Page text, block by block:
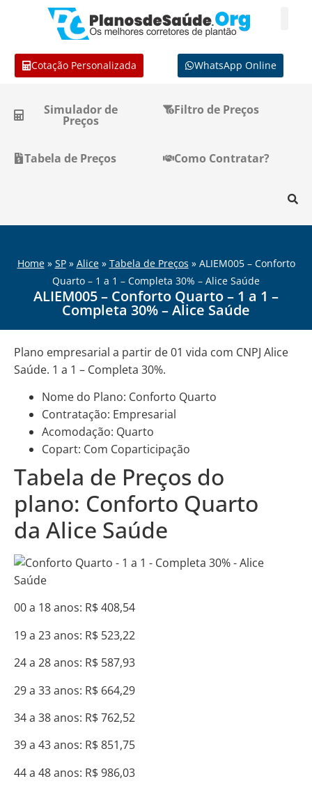
Cotação Personalizada WhatsApp Online
Simulador de
Preços
Filtro de Preços
Tabela de Preços Como Contratar?
Home» SP» Alice» Tabela de Preços » ALIEM005 – Conforto
Quarto – 1 a 1 – Completa 30% – Alice Saúde
ALIEM005 – Conforto Quarto – 1 a 1 –
Completa 30% – Alice Saúde
Plano empresarial a partir de 01 vida com CNPJ Alice
Saúde. 1 a 1 – Completa 30%.
Nome do Plano: Conforto Quarto
Contratação: Empresarial
Acomodação: Quarto
Copart: Com Coparticipação
Tabela de Preços do
plano: Conforto Quarto
da Alice Saúde
00 a 18 anos: R$ 408,54
19 a 23 anos: R$ 523,22
24 a 28 anos: R$ 587,93
29 a 33 anos: R$ 664,29
34 a 38 anos: R$ 762,52
39 a 43 anos: R$ 851,75
44 a 48 anos: R$ 986,03